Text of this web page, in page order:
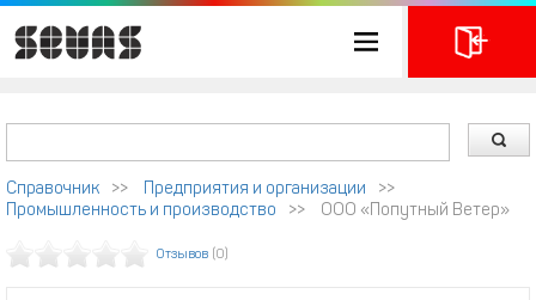
Справочник >> Предприятия и организации
>>
Промышленность и производство
>> ООО «Попутный Ветер»
Отзывов (0)